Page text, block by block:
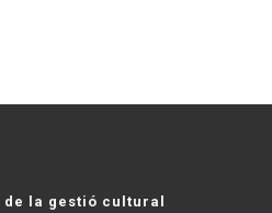
la gestió cultural